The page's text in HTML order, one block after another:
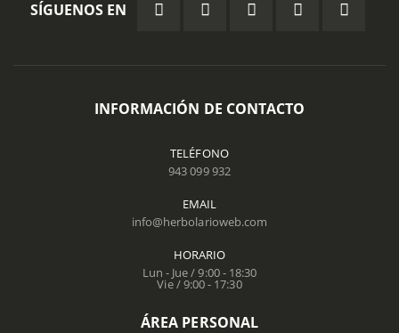
SÍGUENOS EN
INFORMACIÓN DE CONTACTO
TELÉFONO
943 099 932
EMAIL
info@herbolarioweb.com
HORARIO
Lun - Jue / 9:00 - 18:30
Vie / 9:00 - 17:30
ÁREA PERSONAL